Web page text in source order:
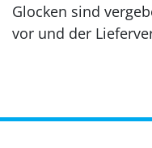
Glocken sind
vor und der